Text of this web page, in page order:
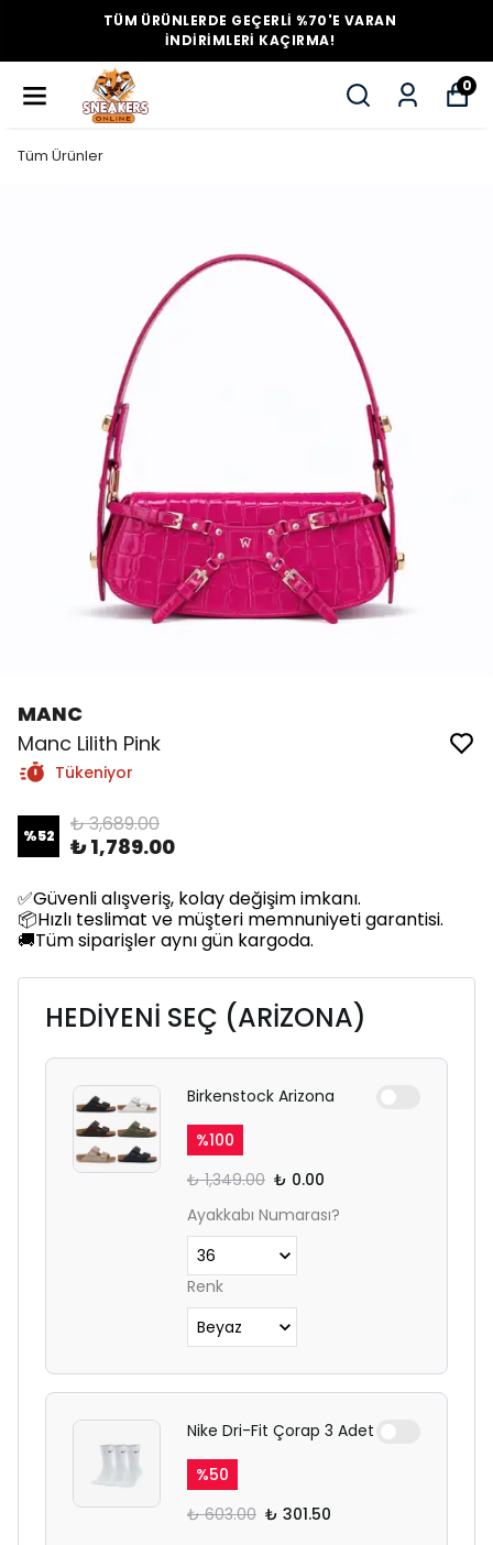
TÜM ÜRÜNLERDE GEÇERLİ %70'E VARAN
İNDİRİMLERİ KAÇIRMA!
0
Tüm Ürünler
MANC
Manc Lilith Pink
Tükeniyor
%52 ₺ 3,689.00
₺ 1,789.00
✅Güvenli alışveriş, kolay değişim imkanı.
📦Hızlı teslimat ve müşteri memnuniyeti garantisi.
🚚Tüm siparişler aynı gün kargoda.
HEDİYENİ SEÇ (ARİZONA)
Birkenstock Arizona
%100
₺ 1,349.00 ₺ 0.00
Ayakkabı Numarası?
Renk
Nike Dri-Fit Çorap 3 Adet
%50
₺ 603.00 ₺ 301.50